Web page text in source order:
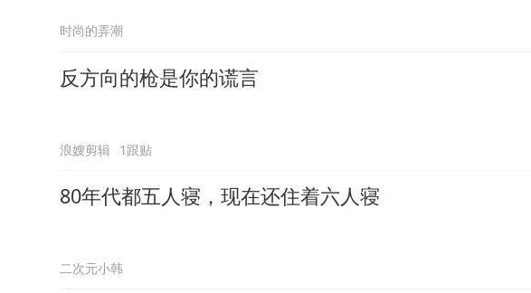
时尚的弄潮
反方向的枪是你的谎言
浪嫂剪辑 1跟贴
80年代都五人寝，现在还住着六人寝
二次元小韩